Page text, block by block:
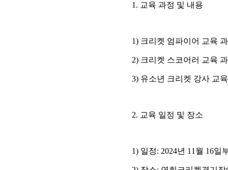
1. 교육 과정 및 내용
1) 크리켓 엄파이어 교육
2) 크리켓 스코어러 교육
3) 유소년 크리켓 강사 교
2. 교육 일정 및 장소
1) 일정: 2024년 11 월 16일